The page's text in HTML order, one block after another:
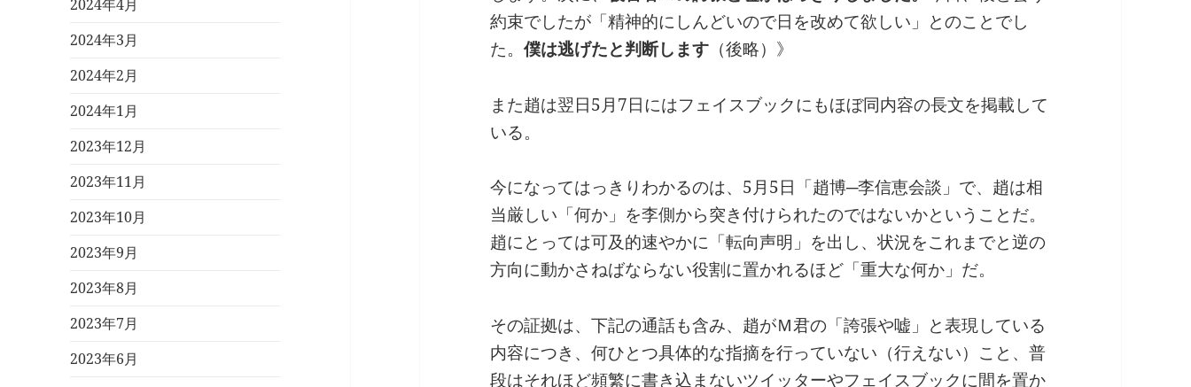
2024年4月
2024年3月
2024年2月
2024年1月
2023年12月
2023年11月
2023年10月
2023年9月
2023年8月
2023年7月
2023年6月
約束でしたが「精神的にしんどいので日を改めて欲しい」とのことでし
た。僕は逃げたと判断します （後略）》
また趙は翌日5月7日にはフェイスブックにもほぼ同内容の長文を掲載して
いる。
今になってはっきりわかるのは、5月5日「趙博─李信恵会談」で、趙は相
当厳しい「何か」を李側から突き付けられたのではないかということだ。
趙にとっては可及的速やかに「転向声明」を出し、状況をこれまでと逆の
方向に動かさねばならない役割に置かれるほど「重大な何か」だ。
その証拠は、下記の通話も含み、趙がＭ君の「誇張や嘘」と表現している
内容につき、何ひとつ具体的な指摘を行っていない（行えない）こと、普
段はそれほど頻繁に書き込まないツイッターやフェイスブックに間を置か